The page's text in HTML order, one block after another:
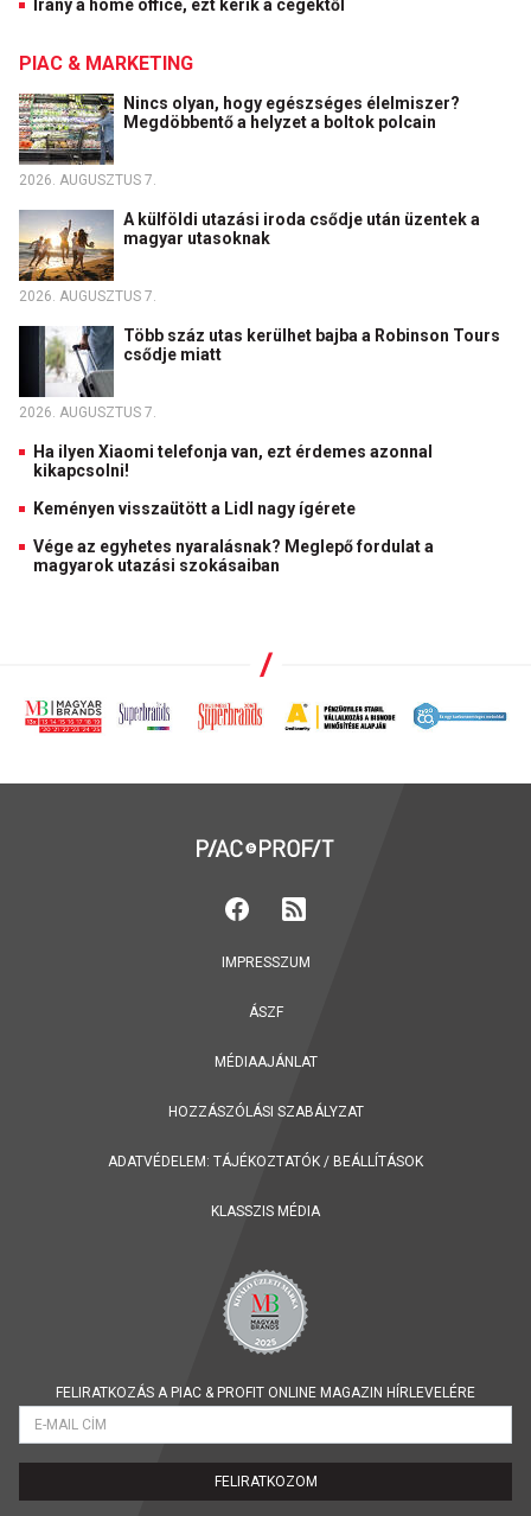
Irány a home office, ezt kérik a cégektől
PIAC & MARKETING
Nincs olyan, hogy egészséges élelmiszer?
Megdöbbentő a helyzet a boltok polcain
2026. AUGUSZTUS 7.
A külföldi utazási iroda csődje után üzentek a
magyar utasoknak
2026. AUGUSZTUS 7.
Több száz utas kerülhet bajba a Robinson Tours
csődje miatt
2026. AUGUSZTUS 7.
Ha ilyen Xiaomi telefonja van, ezt érdemes azonnal
kikapcsolni!
Keményen visszaütött a Lidl nagy ígérete
Vége az egyhetes nyaralásnak? Meglepő fordulat a
magyarok utazási szokásaiban
IMPRESSZUM
ÁSZF
MÉDIAAJÁNLAT
HOZZÁSZÓLÁSI SZABÁLYZAT
ADATVÉDELEM: TÁJÉKOZTATÓK / BEÁLLÍTÁSOK
KLASSZIS MÉDIA
FELIRATKOZÁS A PIAC & PROFIT ONLINE MAGAZIN HÍRLEVELÉRE
FELIRATKOZOM